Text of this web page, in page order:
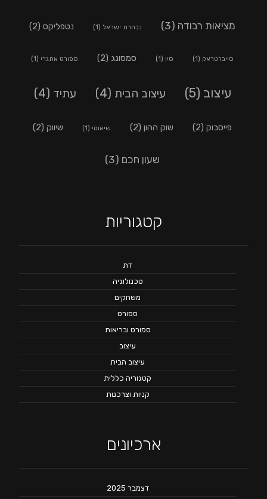
מציאות רבודה (3) נבחרת ישראל (1) נטפליקס (2)
סייברטראק (1) סין (1) סמסונג (2) ספורט אתגרי (1)
עיצוב (5) עיצוב הבית (4) עתיד (4)
פייסבוק (2) שוק ההון (2) שיאומי (1) שיווק (2)
שעון חכם (3)
קטגוריות
דת
טכנולוגיה
משחקים
ספורט
ספורט ובריאות
עיצוב
עיצוב הבית
קטגוריה כללית
קניות וצרכנות
ארכיונים
דצמבר 2025